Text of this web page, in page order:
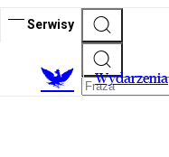
Serwisy
Wydarzenia